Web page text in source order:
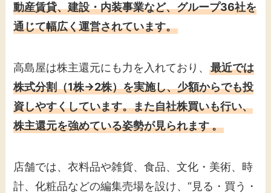
動産賃貸、建設・内装事業など、グループ36社を
通じて幅広く運営されています。
高島屋は株主還元にも力を入れており、最近では
株式分割（1株→2株）を実施し、少額からでも投
資しやすくしています。また自社株買いも行い、
株主還元を強めている姿勢が見られます 。
店舗では、衣料品や雑貨、食品、文化・美術、時
計、化粧品などの編集売場を設け、“見る・買う・